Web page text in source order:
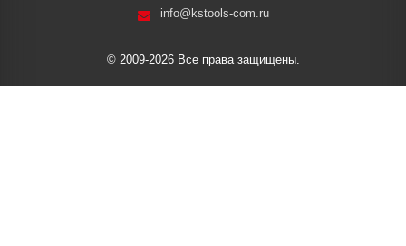
info@kstools-com.ru
© 2009-2026 Все права защищены.